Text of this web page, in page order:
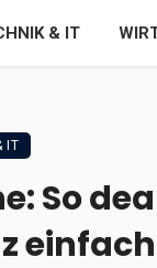
& IT
IT
So
einfach